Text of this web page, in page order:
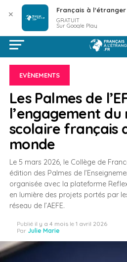
EVÈNEMENTS
Les Palmes de
l’engagement du
scolaire français
monde
Le 5 mars 2026, le Collège de
édition des Palmes de
organisée avec la plateforme
en lumière des projets portés par
réseau de l’AEFE.
Publié il y a 4 mois le 1 avril 2026
Par Julie Marie
✕ Français à l'étranger
GRATUIT
Sur Google Play